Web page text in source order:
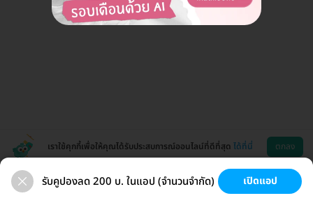
สุขภาพ ช่วยเหลือ โหลดแอพ
เราใช้คุกกี้เพื่อให้คุณได้รับประสบการณ์ออนไลน์ที่ดีที่สุด ได้ที่นี่ ตกลง
รับคูปองลด 200 บ. ในแอป (จำนวนจำกัด) เปิดแอป